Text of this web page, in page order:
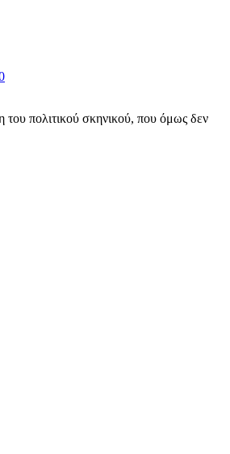
του πολιτικού σκηνικού, που όμως δεν